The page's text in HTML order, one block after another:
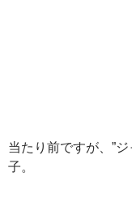
当たり前ですが、”
子。